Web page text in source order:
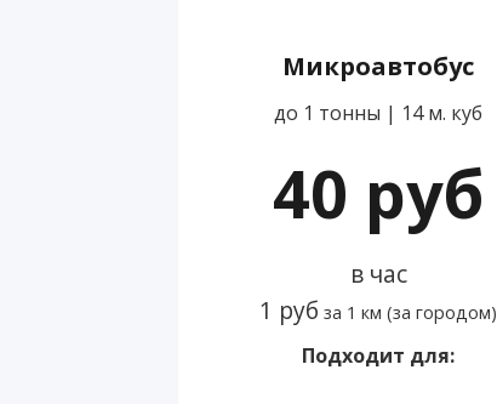
Микроавтобус
до 1 тонны | 14 м. куб
40 руб
в час
1 руб за 1 км (за городом)
Подходит для: